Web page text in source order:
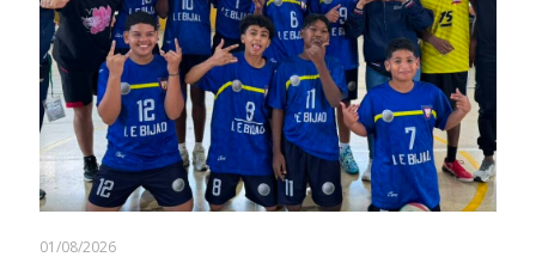
01/08/2026